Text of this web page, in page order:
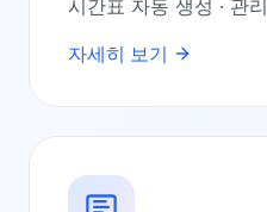
시간표 자동 생성 · 관리
자세히 보기